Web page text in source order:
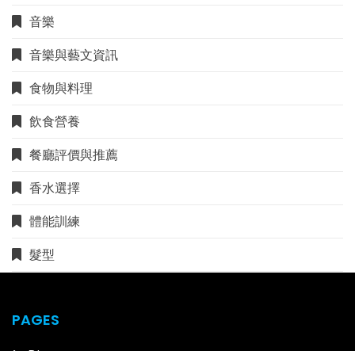
音樂
音樂與藝文資訊
食物與料理
飲食營養
餐廳評價與推薦
香水選擇
體能訓練
髮型
PAGES